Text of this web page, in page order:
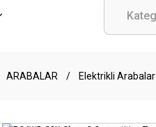
ARABALAR Elektrikli Arabalar